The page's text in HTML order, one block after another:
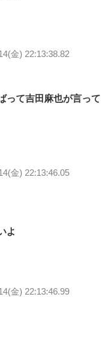
金) 22:13:38.82
って吉田麻也が言って
金) 22:13:46.05
よ
金) 22:13:46.99